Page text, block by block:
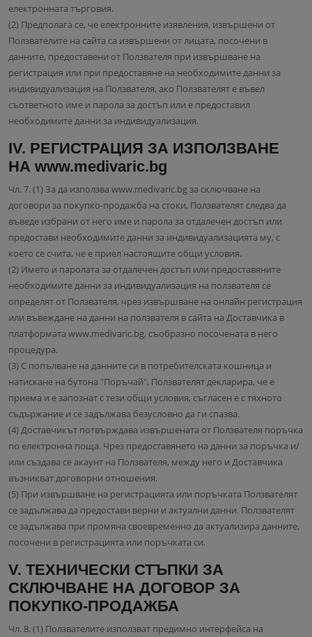
електронната търговия.
(2) Предполага се, че електронните изявления, извършени от
Ползвателите на сайта са извършени от лицата, посочени в
данните, предоставени от Ползвателя при извършване на
регистрация или при предоставяне на необходимите данни за
индивидуализация на Ползвателя, ако Ползвателят е въвел
съответното име и парола за достъп или е предоставил
необходимите данни за индивидуализация.
IV. РЕГИСТРАЦИЯ ЗА ИЗПОЛЗВАНЕ
НА www.medivaric.bg
Чл. 7. (1) За да използва www.medivaric.bg за сключване на
договори за покупко-продажба на стоки, Ползвателят следва да
въведе избрани от него име и парола за отдалечен достъп или
предостави необходимите данни за индивидуализацията му, с
което се счита, че е приел настоящите общи условия.
(2) Името и паролата за отдалечен достъп или предоставяните
необходимите данни за индивидуализация на ползвателя се
определят от Ползвателя, чрез извършване на онлайн регистрация
или въвеждане на данни на ползвателя в сайта на Доставчика в
платформата www.medivaric.bg, съобразно посочената в него
процедура.
(3) С попълване на данните си в потребителската кошница и
натискане на бутона "Поръчай", Ползвателят декларира, че е
приема и е запознат с тези общи условия, съгласен е с тяхното
съдържание и се задължава безусловно да ги спазва.
(4) Доставчикът потвърждава извършената от Ползвателя поръчка
по електронна поща. Чрез предоставянето на данни за поръчка и/
или създава се акаунт на Ползвателя, между него и Доставчика
възникват договорни отношения.
(5) При извършване на регистрацията или поръчката Ползвателят
се задължава да предостави верни и актуални данни. Ползвателят
се задължава при промяна своевременно да актуализира данните,
посочени в регистрацията или поръчката си.
V. ТЕХНИЧЕСКИ СТЪПКИ ЗА
СКЛЮЧВАНЕ НА ДОГОВОР ЗА
ПОКУПКО-ПРОДАЖБА
Чл. 8. (1) Ползвателите използват предимно интерфейса на